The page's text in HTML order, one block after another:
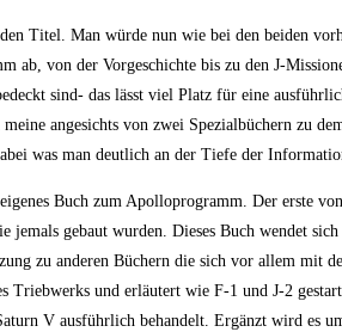
Titel. Man würde nun wie bei den beiden
ab, von der Vorgeschichte bis zu den J-
sind- das lässt viel Platz für eine
angesichts von zwei Spezialbüchern zu
was man deutlich an der Tiefe der
Buch zum Apolloprogramm. Der erste
jemals gebaut wurden. Dieses Buch wendet
zu anderen Büchern die sich vor allem mit
Triebwerks und erläutert wie F-1 und J-2
V ausführlich behandelt. Ergänzt wird es